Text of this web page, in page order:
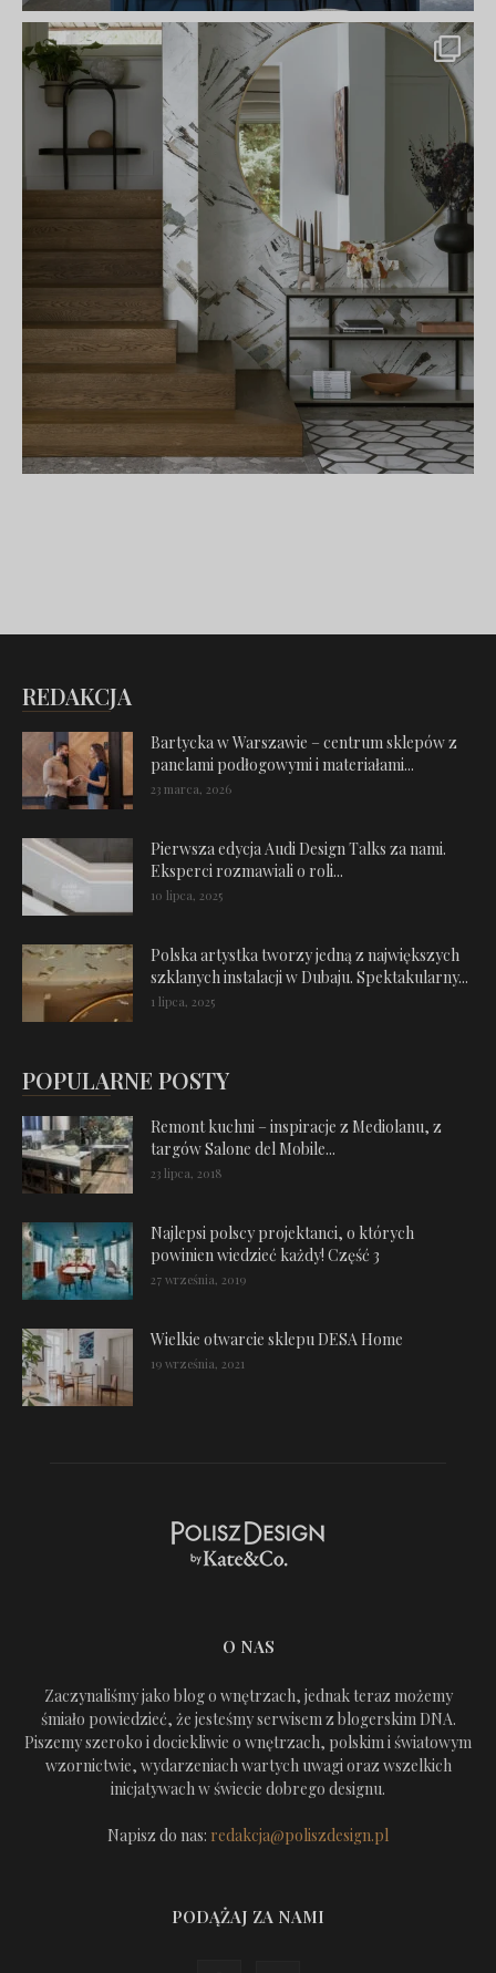
REDAKCJA
Bartycka w Warszawie – centrum sklepów z
panelami podłogowymi i materiałami...
23 marca, 2026
Pierwsza edycja Audi Design Talks za nami.
Eksperci rozmawiali o roli...
10 lipca, 2025
Polska artystka tworzy jedną z największych
szklanych instalacji w Dubaju. Spektakularny...
1 lipca, 2025
POPULARNE POSTY
Remont kuchni – inspiracje z Mediolanu, z
targów Salone del Mobile...
23 lipca, 2018
Najlepsi polscy projektanci, o których
powinien wiedzieć każdy! Część 3
27 września, 2019
Wielkie otwarcie sklepu DESA Home
19 września, 2021
O NAS
Zaczynaliśmy jako blog o wnętrzach, jednak teraz możemy
śmiało powiedzieć, że jesteśmy serwisem z blogerskim DNA.
Piszemy szeroko i dociekliwie o wnętrzach, polskim i światowym
wzornictwie, wydarzeniach wartych uwagi oraz wszelkich
inicjatywach w świecie dobrego designu.
Napisz do nas: redakcja@poliszdesign.pl
PODĄŻAJ ZA NAMI